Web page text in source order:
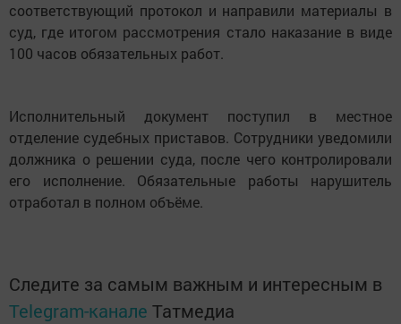
соответствующий протокол и направили материалы в
суд, где итогом рассмотрения стало наказание в виде
100 часов обязательных работ.
Исполнительный документ поступил в местное
отделение судебных приставов. Сотрудники уведомили
должника о решении суда, после чего контролировали
его исполнение. Обязательные работы нарушитель
отработал в полном объёме.
Следите за самым важным и интересным в
Telegram-канале Татмедиа